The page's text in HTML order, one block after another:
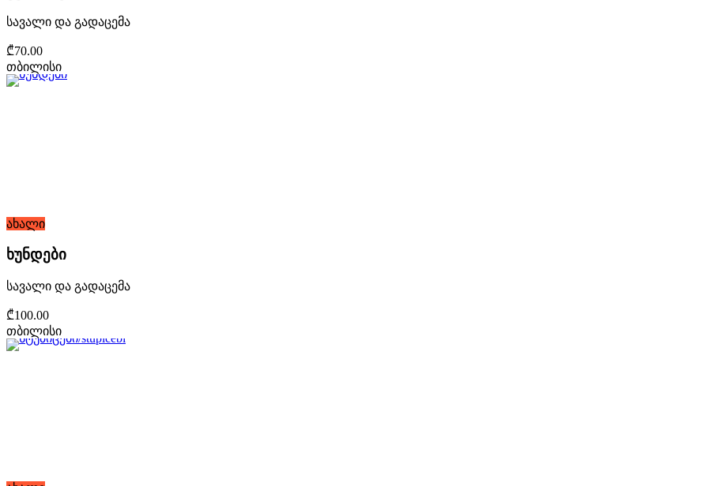
სავალი და გადაცემა
₾70.00
თბილისი
ახალი
ხუნდები
სავალი და გადაცემა
₾100.00
თბილისი